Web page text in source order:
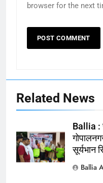
browser for the next
Related News
Ballia :
सूर्यभान
Ballia